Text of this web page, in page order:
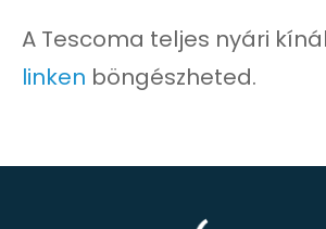
A Tescoma teljes nyári
linken böngészheted.